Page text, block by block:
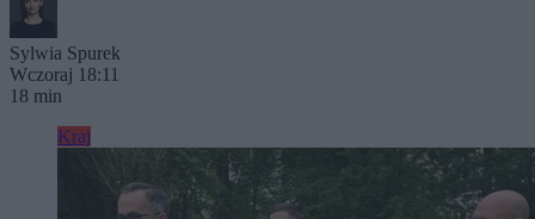
Sylwia Spurek
Wczoraj 18:11
18 min
Kraj